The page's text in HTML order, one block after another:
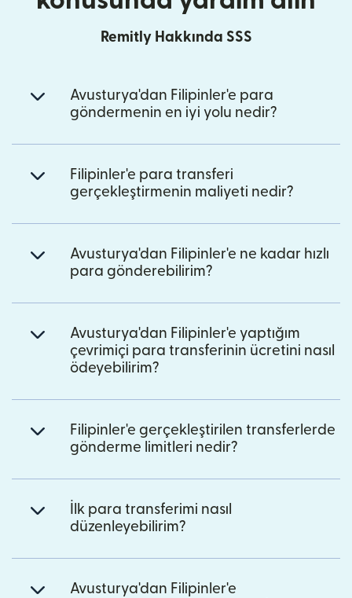
Remitly Hakkında SSS
Avusturya'dan Filipinler'e para
göndermenin en iyi yolu nedir?
Filipinler'e para transferi
gerçekleştirmenin maliyeti nedir?
Avusturya'dan Filipinler'e ne kadar hızlı
para gönderebilirim?
Avusturya'dan Filipinler'e yaptığım
çevrimiçi para transferinin ücretini nasıl
ödeyebilirim?
Filipinler'e gerçekleştirilen transferlerde
gönderme limitleri nedir?
İlk para transferimi nasıl
düzenleyebilirim?
Avusturya'dan Filipinler'e